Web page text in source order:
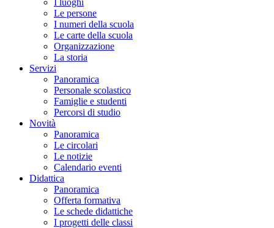
I luoghi
Le persone
I numeri della scuola
Le carte della scuola
Organizzazione
La storia
Servizi
Panoramica
Personale scolastico
Famiglie e studenti
Percorsi di studio
Novità
Panoramica
Le circolari
Le notizie
Calendario eventi
Didattica
Panoramica
Offerta formativa
Le schede didattiche
I progetti delle classi